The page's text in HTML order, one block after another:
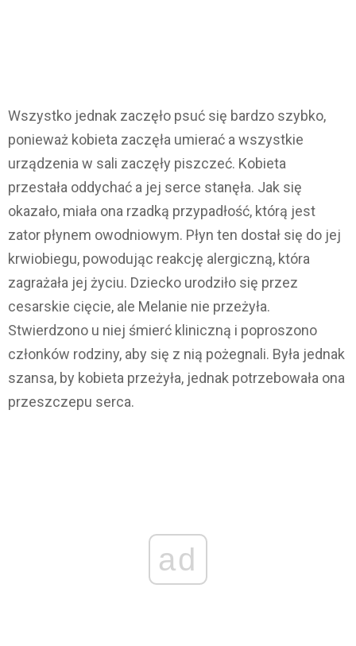
Wszystko jednak zaczęło psuć się bardzo szybko,
ponieważ kobieta zaczęła umierać a wszystkie
urządzenia w sali zaczęły piszczeć. Kobieta
przestała oddychać a jej serce stanęła. Jak się
okazało, miała ona rzadką przypadłość, którą jest
zator płynem owodniowym. Płyn ten dostał się do jej
krwiobiegu, powodując reakcję alergiczną, która
zagrażała jej życiu. Dziecko urodziło się przez
cesarskie cięcie, ale Melanie nie przeżyła.
Stwierdzono u niej śmierć kliniczną i poproszono
członków rodziny, aby się z nią pożegnali. Była jednak
szansa, by kobieta przeżyła, jednak potrzebowała ona
przeszczepu serca.
ad